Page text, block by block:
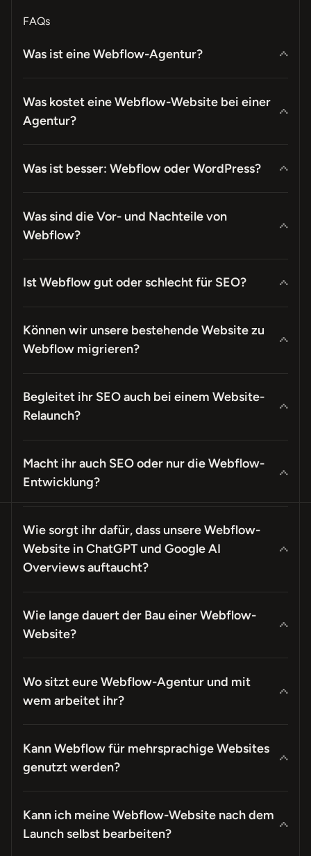
FAQs
Was ist eine Webflow-Agentur?
Was kostet eine Webflow-Website bei einer
Agentur?
Was ist besser: Webflow oder WordPress?
Was sind die Vor- und Nachteile von
Webflow?
Ist Webflow gut oder schlecht für SEO?
Können wir unsere bestehende Website zu
Webflow migrieren?
Begleitet ihr SEO auch bei einem Website-
Relaunch?
Macht ihr auch SEO oder nur die Webflow-
Entwicklung?
Wie sorgt ihr dafür, dass unsere Webflow-
Website in ChatGPT und Google AI
Overviews auftaucht?
Wie lange dauert der Bau einer Webflow-
Website?
Wo sitzt eure Webflow-Agentur und mit
wem arbeitet ihr?
Kann Webflow für mehrsprachige Websites
genutzt werden?
Kann ich meine Webflow-Website nach dem
Launch selbst bearbeiten?